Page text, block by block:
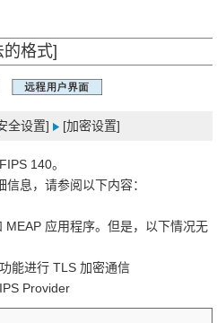
格式]
全设置] [加密设置]
140。
息，请参阅以下内容：
应用程序。但是，以下情况无
能进行 TLS 加密通信
Provider